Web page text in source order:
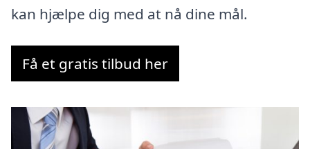
kan hjælpe dig med at nå dine mål.
Få et gratis tilbud her